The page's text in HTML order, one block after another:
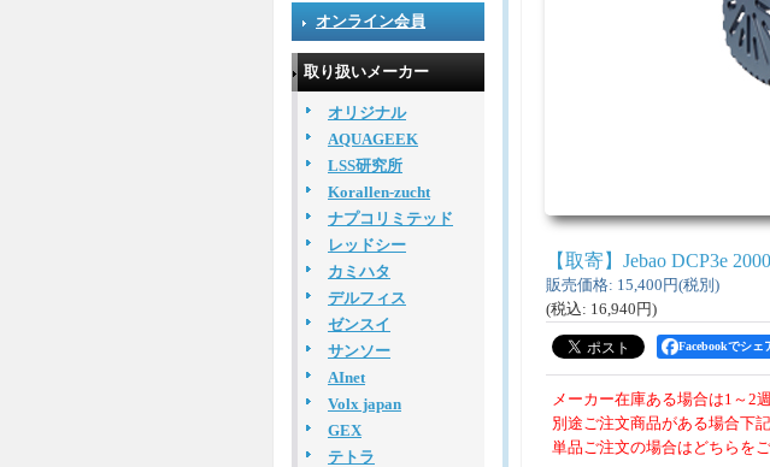
オンライン会員
取り扱いメーカー
オリジナル
AQUAGEEK
LSS研究所
Korallen-zucht
ナプコリミテッド
レッドシー
カミハタ
デルフィス
ゼンスイ
サンソー
AInet
Volx japan
GEX
テトラ
【取寄】Jebao DCP3e 2000
販売価格: 15,400円(税別)
(税込: 16,940円)
Facebookでシェ
メーカー在庫ある場合は1～2
別途ご注文商品がある場合下
単品ご注文の場合はどちらを